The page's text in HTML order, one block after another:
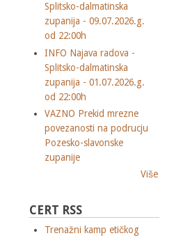
Splitsko-dalmatinska
zupanija - 09.07.2026.g.
od 22:00h
INFO Najava radova -
Splitsko-dalmatinska
zupanija - 01.07.2026.g.
od 22:00h
VAZNO Prekid mrezne
povezanosti na podrucju
Pozesko-slavonske
zupanije
Više
CERT RSS
Trenažni kamp etičkog